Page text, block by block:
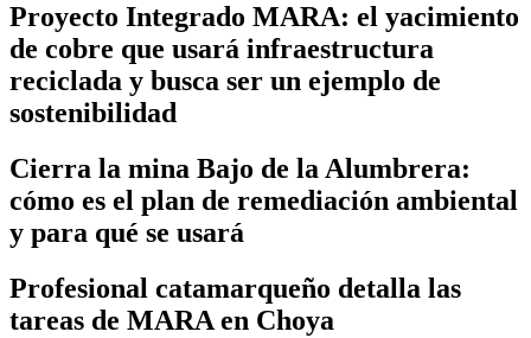
Proyecto Integrado MARA: el yacimiento
de cobre que usará infraestructura
reciclada y busca ser un ejemplo de
sostenibilidad
Cierra la mina Bajo de la Alumbrera:
cómo es el plan de remediación ambiental
y para qué se usará
Profesional catamarqueño detalla las
tareas de MARA en Choya